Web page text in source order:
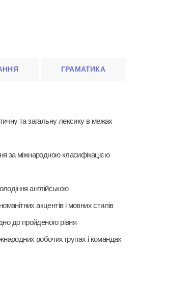
ГРАМАТИКА
та загальну лексику в межах
за міжнародною класифікацією
англійською
акцентів і мовних стилів
до пройденого рівня
робочих групах і командах